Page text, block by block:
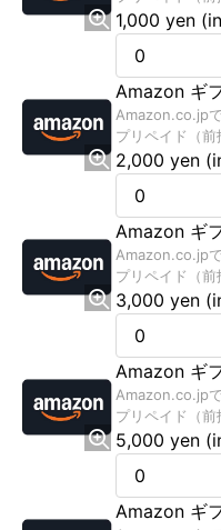
1,000 yen
Amazon ギ
Amazon.co.jp
プリペイド（前
2,000 yen
Amazon ギ
Amazon.co.jp
プリペイド（前
3,000 yen
Amazon ギ
Amazon.co.jp
プリペイド（前
5,000 yen
Amazon ギ